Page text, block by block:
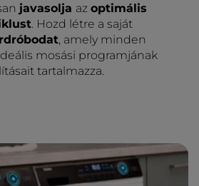
javasolja azoptimális
. Hozd létre a saját
, amely minden
mosási programjának
tartalmazza.